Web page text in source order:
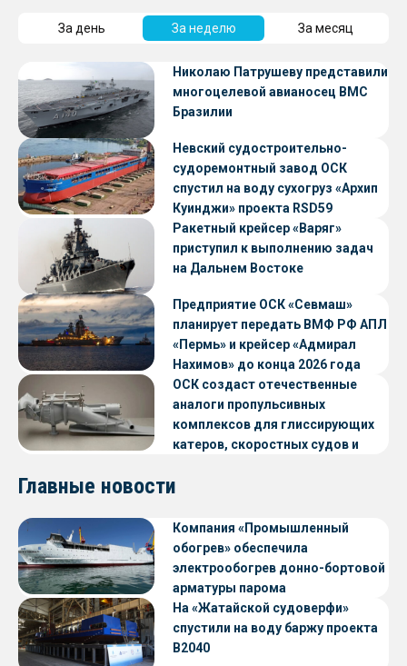
За день За неделю За месяц
Николаю Патрушеву представили
многоцелевой авианосец ВМС
Бразилии
Невский судостроительно-
судоремонтный завод ОСК
спустил на воду сухогруз «Архип
Куинджи» проекта RSD59
Ракетный крейсер «Варяг»
приступил к выполнению задач
на Дальнем Востоке
Предприятие ОСК «Севмаш»
планирует передать ВМФ РФ АПЛ
«Пермь» и крейсер «Адмирал
Нахимов» до конца 2026 года
ОСК создаст отечественные
аналоги пропульсивных
комплексов для глиссирующих
катеров, скоростных судов и
Главные новости
Компания «Промышленный
обогрев» обеспечила
электрообогрев донно-бортовой
арматуры парома
«Петропавловск» проекта CNF22
На «Жатайской судоверфи»
спустили на воду баржу проекта
В2040